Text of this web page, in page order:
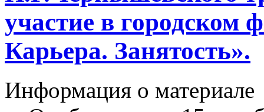
участие в городском
Карьера. Занятость».
Информация о материале